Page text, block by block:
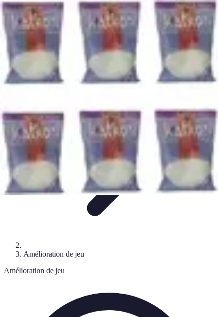
Le Monde du Padel
EntraînementStratégies et Techniques Tendances
Techniques de
Jeu
Techniques et Entraînement
Le Monde du Padel
Amélioration de jeu
Amélioration de jeu